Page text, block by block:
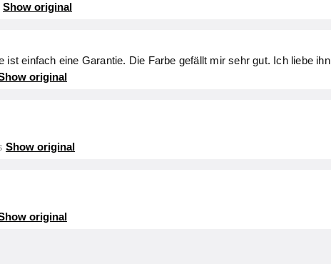
Show original
ist einfach eine Garantie. Die Farbe gefällt mir sehr gut. Ich liebe ihn
original
Show original
original